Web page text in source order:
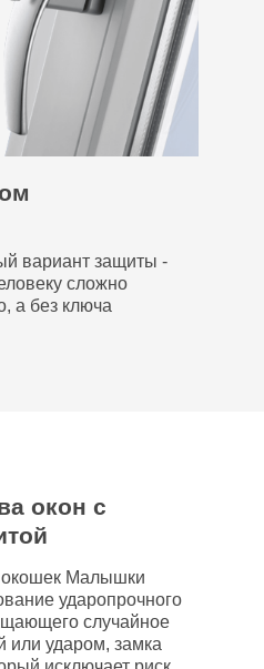
вариант защиты -
сложно
а без ключа
окон с
Малышки
ударопрочного
случайное
или ударом, замка